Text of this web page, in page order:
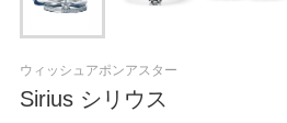
ウィッシュアポンアスター
Sirius シリウス